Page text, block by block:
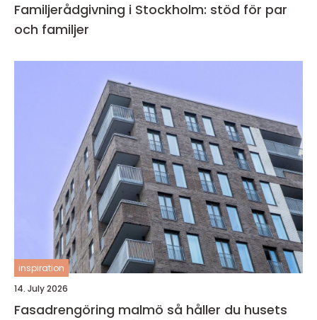
Familjerådgivning i Stockholm: stöd för par
och familjer
inspiration
14. July 2026
Fasadrengöring malmö så håller du husets